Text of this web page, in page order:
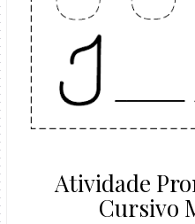
Atividade
Cursivo